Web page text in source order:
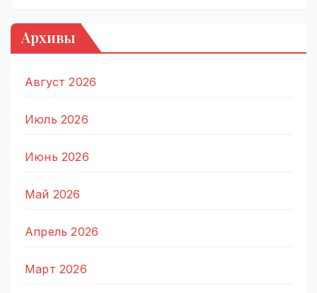
Архивы
Август 2026
Июль 2026
Июнь 2026
Май 2026
Апрель 2026
Март 2026